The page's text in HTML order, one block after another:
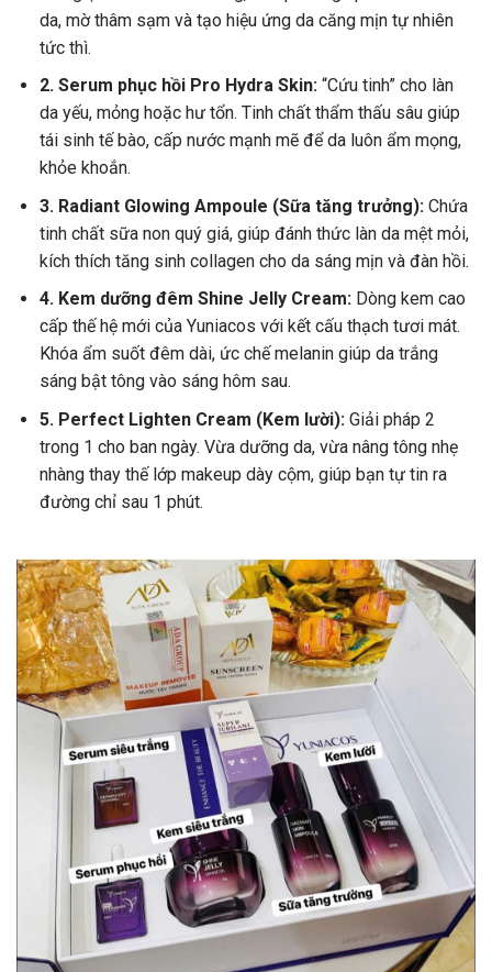
da, mờ thâm sạm và tạo hiệu ứng da căng mịn tự nhiên
tức thì.
2. Serum phục hồi Pro Hydra Skin:“Cứu tinh” cho làn
da yếu, mỏng hoặc hư tổn. Tinh chất thẩm thấu sâu giúp
tái sinh tế bào, cấp nước mạnh mẽ để da luôn ẩm mọng,
khỏe khoắn.
3. Radiant Glowing Ampoule (Sữa tăng trưởng):Chứa
tinh chất sữa non quý giá, giúp đánh thức làn da mệt mỏi,
kích thích tăng sinh collagen cho da sáng mịn và đàn hồi.
4. Kem dưỡng đêm Shine Jelly Cream:Dòng kem cao
cấp thế hệ mới của Yuniacos với kết cấu thạch tươi mát.
Khóa ẩm suốt đêm dài, ức chế melanin giúp da trắng
sáng bật tông vào sáng hôm sau.
5. Perfect Lighten Cream (Kem lười):Giải pháp 2
trong 1 cho ban ngày. Vừa dưỡng da, vừa nâng tông nhẹ
nhàng thay thế lớp makeup dày cộm, giúp bạn tự tin ra
đường chỉ sau 1 phút.